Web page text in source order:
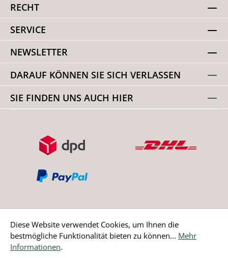
RECHT
SERVICE
NEWSLETTER
DARAUF KÖNNEN SIE SICH VERLASSEN
SIE FINDEN UNS AUCH HIER
Bestellung widerrufen
Diese Website verwendet Cookies, um Ihnen die
bestmögliche Funktionalität bieten zu können... Mehr
Informationen.